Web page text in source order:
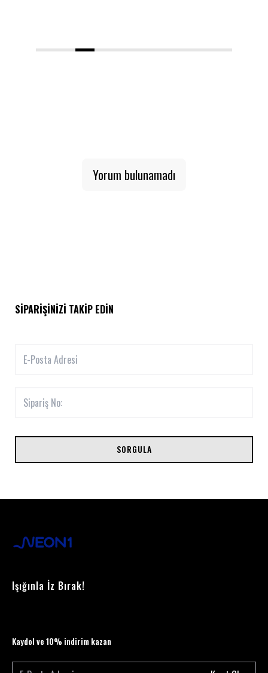
1 2 3 4 5 6 7 8 9 10
Yorum bulunamadı
SIPARIŞINIZI TAKIP EDIN
SORGULA
Işığınla İz Bırak!
Kaydol ve 10% indirim kazan